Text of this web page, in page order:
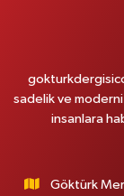
sadelik ve
insanlara
Göktürk